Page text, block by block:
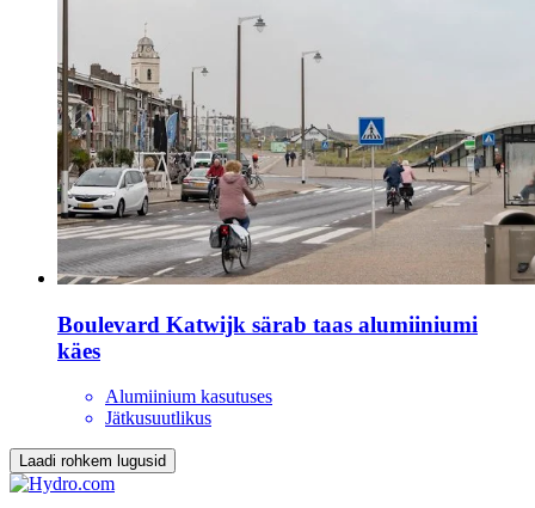
Boulevard Katwijk särab taas alumiiniumi
käes
Alumiinium kasutuses
Jätkusuutlikus
Laadi rohkem lugusid